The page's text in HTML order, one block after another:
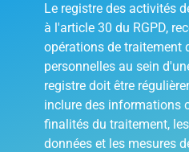
Le registre des activités
à l'article 30 du RGPD,
opérations de traitement
personnelles au sein
registre doit être
inclure des informations
finalités du traitement,
données et les mesures